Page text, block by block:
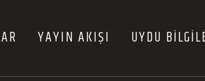
YAYIN AKIŞI UYDU